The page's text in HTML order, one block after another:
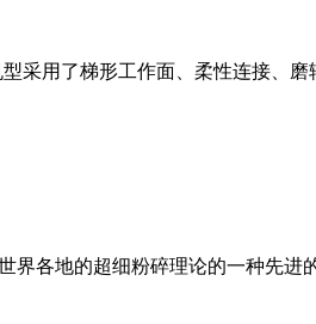
采用了梯形工作面、柔性连接、
各地的超细粉碎理论的一种先进